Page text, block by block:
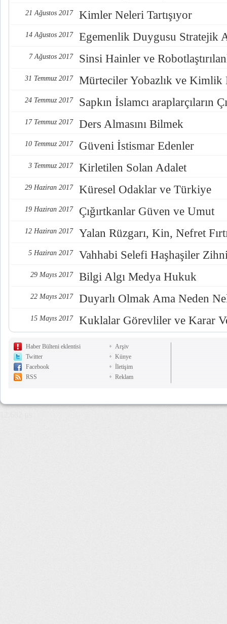
21 Ağustos 2017 Kimler Neleri Tartışıyor
14 Ağustos 2017 Egemenlik Duygusu Stratejik
7 Ağustos 2017 Sinsi Hainler ve
31 Temmuz 2017 Mürteciler Yobazlık ve Kimlik
24 Temmuz 2017 Sapkın İslamcı araplarçıların
17 Temmuz 2017 Ders Almasını Bilmek
10 Temmuz 2017 Güveni İstismar Edenler
3 Temmuz 2017 Kirletilen Solan Adalet
29 Haziran 2017 Küresel Odaklar ve Türkiye
19 Haziran 2017 Çığırtkanlar Güven ve Umut
12 Haziran 2017 Yalan Rüzgarı, Kin, Nefret
5 Haziran 2017 Vahhabi Selefi Haşhaşiler
29 Mayıs 2017 Bilgi Algı Medya Hukuk
22 Mayıs 2017 Duyarlı Olmak Ama Neden
15 Mayıs 2017 Kuklalar Görevliler ve Karar
Haber Bülteni eklentisi
Twitter
Facebook
RSS
Arşiv
Künye
İletişim
Reklam